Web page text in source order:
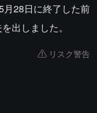
月28日に終了した前
出しました。
リスク警告